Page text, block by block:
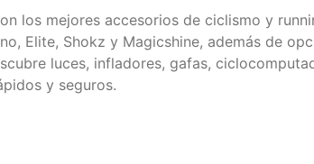
los mejores accesorios de ciclismo y
Elite, Shokz y Magicshine, además de
luces, infladores, gafas,
y seguros.